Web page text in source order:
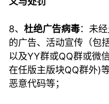
8、杜绝广告病毒：未
的广告、活动宣传（包
以及YY群或QQ群或微
在任版主版块QQ群外)
恶意代码等；